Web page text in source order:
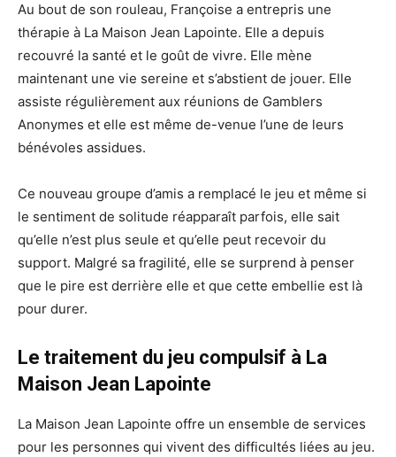
Au bout de son rouleau, Françoise a entrepris une
thérapie à La Maison Jean Lapointe. Elle a depuis
recouvré la santé et le goût de vivre. Elle mène
maintenant une vie sereine et s’abstient de jouer. Elle
assiste régulièrement aux réunions de Gamblers
Anonymes et elle est même de-venue l’une de leurs
bénévoles assidues.
Ce nouveau groupe d’amis a remplacé le jeu et même si
le sentiment de solitude réapparaît parfois, elle sait
qu’elle n’est plus seule et qu’elle peut recevoir du
support. Malgré sa fragilité, elle se surprend à penser
que le pire est derrière elle et que cette embellie est là
pour durer.
Le traitement du jeu compulsif à La
Maison Jean Lapointe
La Maison Jean Lapointe offre un ensemble de services
pour les personnes qui vivent des difficultés liées au jeu.